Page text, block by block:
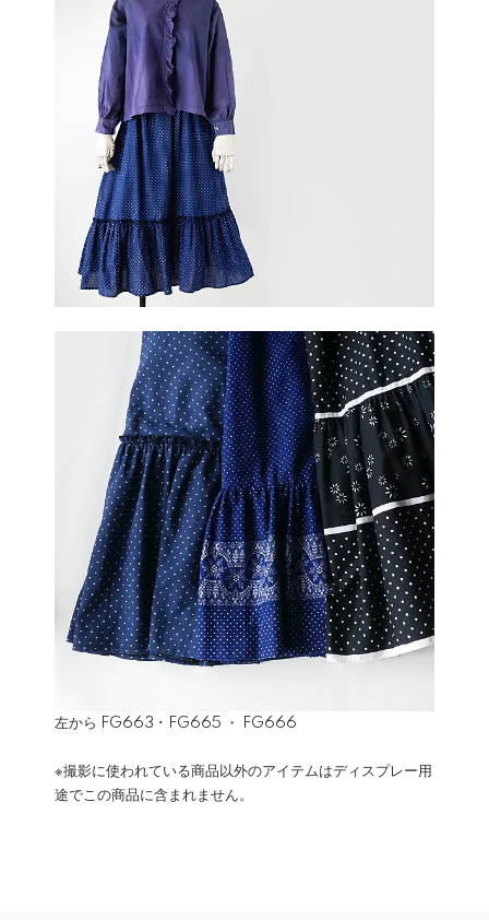
左から FG663 ･ FG665 ・ FG666
※撮影に使われている商品以外のアイテムはディスプレー用
途でこの商品に含まれません。